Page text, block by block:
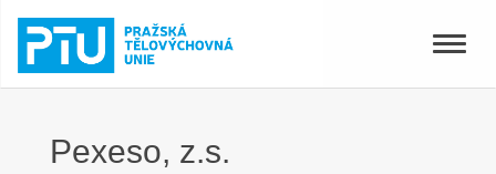
Toggle
Pexeso, z.s.